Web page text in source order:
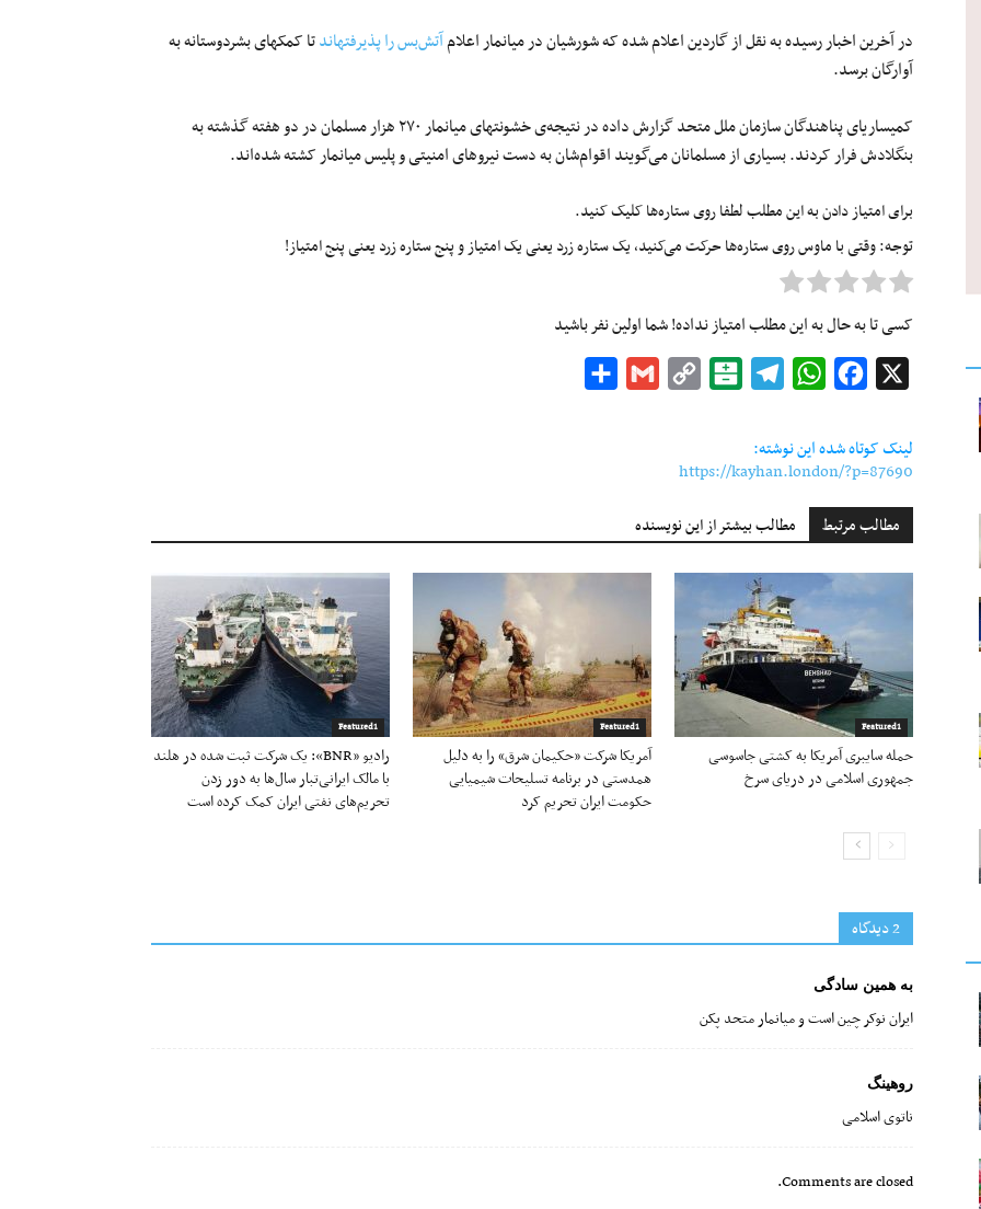
در آخرین اخبار رسیده به نقل از گاردین اعلام شده که شورشیان در میانمار اعلامآتش‏‌بس را پذیرفته‎اند
تا کمک‎های بشردوستانه به
آوارگان برسد.
کمیساریای پناهندگان سازمان ملل متحد گزارش داده در نتیجه‌‏ی خشونت‎های میانمار ۲۷۰ هزار مسلمان در دو هفته گذشته به
بنگلادش فرار کردند. بسیاری از مسلمانان می‌گویند اقوام‌‏شان به دست نیروهای امنیتی و پلیس میانمار کشته‏ شده‎‌اند.
برای امتیاز دادن به این مطلب لطفا روی ستاره‌ها کلیک کنید.
توجه: وقتی با ماوس روی ستاره‌ها حرکت می‌کنید، یک ستاره زرد یعنی یک امتیاز و پنج ستاره زرد یعنی پنج امتیاز!
کسی تا به حال به این مطلب امتیاز نداده! شما اولین نفر باشید
Facebook
WhatsApp
Telegram
Balatarin
Copy
Gmail
لینک کوتاه شده این نوشته:
https://kayhan.london/?p=87690
مطالب مرتبط مطالب بیشتر از این نویسنده
Featured1
رادیو «BNR»: یک شرکت ثبت شده در هلند
با مالک ایرانی‌تبار سال‌ها به دور زدن
تحریم‌های نفتی ایران کمک کرده است
Featured1
آمریکا شرکت «حکیمان شرق» را به دلیل
همدستی در برنامه تسلیحات شیمیایی
حکومت ایران تحریم کرد
Featured1
حمله سایبری آمریکا به کشتی جاسوسی
جمهوری اسلامی در دریای سرخ
2 دیدگاه‌
به همین سادگی
ایران نوکر چین است و میانمار متحد پکن
روهینگ
ناتوی اسلامی
Comments are closed.